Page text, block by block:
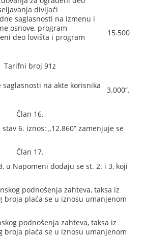
divljači
saglasnosti na izmenu i
osnove, program
deo lovišta i program
15.500
Tarifni broj 91z
saglasnosti na akte korisnika
3.000”.
Član 16.
6. iznos: „12.860” zamenjuje se
Član 17.
u Napomeni dodaju se st. 2. i 3, koji
podnošenja zahteva, taksa iz
broja plaća se u iznosu umanjenom
podnošenja zahteva, taksa iz
broja plaća se u iznosu umanjenom